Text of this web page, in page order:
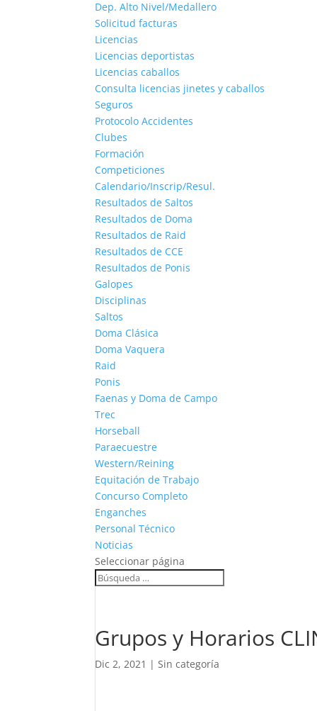
Dep. Alto Nivel/Medallero
Solicitud facturas
Licencias
Licencias deportistas
Licencias caballos
Consulta licencias jinetes y caballos
Seguros
Protocolo Accidentes
Clubes
Formación
Competiciones
Calendario/Inscrip/Resul.
Resultados de Saltos
Resultados de Doma
Resultados de Raid
Resultados de CCE
Resultados de Ponis
Galopes
Disciplinas
Saltos
Doma Clásica
Doma Vaquera
Raid
Ponis
Faenas y Doma de Campo
Trec
Horseball
Paraecuestre
Western/Reining
Equitación de Trabajo
Concurso Completo
Enganches
Personal Técnico
Noticias
Seleccionar página
Grupos y Horarios
Dic 2, 2021 |Sin categoría